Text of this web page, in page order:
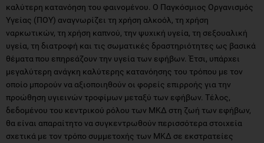
καλύτερη κατανόηση του φαινομένου. Ο Παγκόσμιος Οργανισμός
Υγείας (ΠΟΥ) αναγνωρίζει τη χρήση αλκοόλ, τη χρήση
ναρκωτικών, τη χρήση καπνού, την ψυχική υγεία, τη σεξουαλική
υγεία, τη διατροφή και τις σωματικές δραστηριότητες ως βασικά
θέματα που επηρεάζουν την υγεία των εφήβων. Έτσι, υπάρχει
μεγαλύτερη ανάγκη καλύτερης κατανόησης του τρόπου με τον
οποίο μπορούν να αξιοποιηθούν οι φορείς επιρροής για την
προώθηση υγιεινών τροφίμων μεταξύ των εφήβων. Τέλος,
δεδομένου του κεντρικού ρόλου των ΜΚΔ στη ζωή των εφήβων,
θα είναι απαραίτητο να συγκεντρωθούν περισσότερα στοιχεία
σχετικά με τον τρόπο συμμετοχής των ΜΚΔ σε εκστρατείες